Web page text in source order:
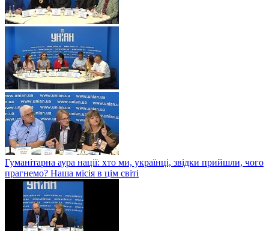
Гуманітарна аура нації: хто ми, українці, звідки прийшли, чого
прагнемо? Наша місія в цім світі